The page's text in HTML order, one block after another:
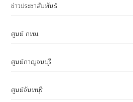
ข่าวประชาสัมพันธ์
ศูนย์ กทม.
ศูนย์กาญจนบุรี
ศูนย์จันทบุรี